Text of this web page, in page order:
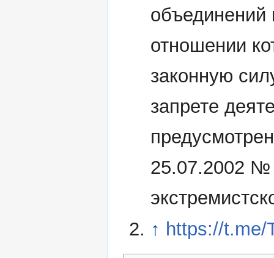
объединений
отношении
законную
запрете
25.07.2002 №
↑ https://t.me/